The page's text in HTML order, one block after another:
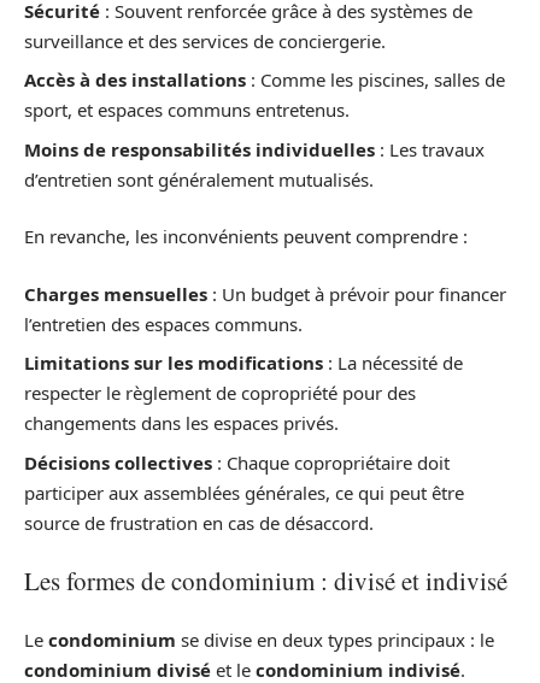
Sécurité : Souvent renforcée grâce à des systèmes de
surveillance et des services de conciergerie.
Accès à des installations : Comme les piscines, salles de
sport, et espaces communs entretenus.
Moins de responsabilités individuelles : Les travaux
d’entretien sont généralement mutualisés.
En revanche, les inconvénients peuvent comprendre :
Charges mensuelles : Un budget à prévoir pour financer
l’entretien des espaces communs.
Limitations sur les modifications : La nécessité de
respecter le règlement de copropriété pour des
changements dans les espaces privés.
Décisions collectives : Chaque copropriétaire doit
participer aux assemblées générales, ce qui peut être
source de frustration en cas de désaccord.
Les formes de condominium : divisé et indivisé
Le condominium se divise en deux types principaux : le
condominium divisé et le condominium indivisé.